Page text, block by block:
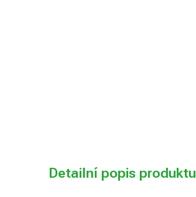
Detailní popis produktu